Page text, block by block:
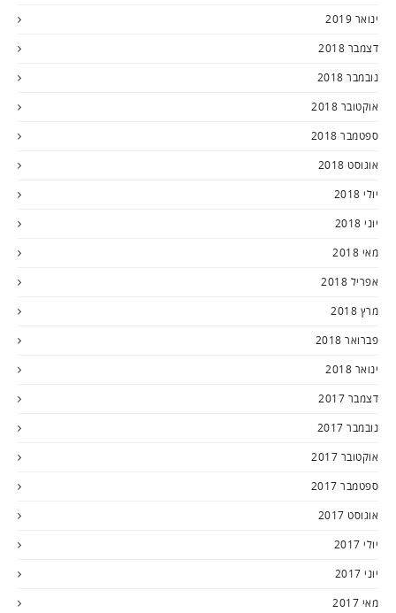
ינואר 2019
דצמבר 2018
נובמבר 2018
אוקטובר 2018
ספטמבר 2018
אוגוסט 2018
יולי 2018
יוני 2018
מאי 2018
אפריל 2018
מרץ 2018
פברואר 2018
ינואר 2018
דצמבר 2017
נובמבר 2017
אוקטובר 2017
ספטמבר 2017
אוגוסט 2017
יולי 2017
יוני 2017
מאי 2017